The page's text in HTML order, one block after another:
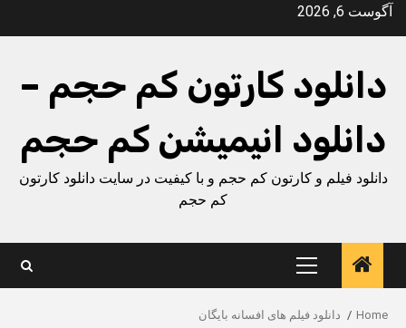
Skipآگوست 6, 2026
دانلود کارتون کم حجم –
دانلود انیمیشن کم حجم
دانلود فیلم و کارتون کم حجم و با کیفیت در سایت دانلود کارتون
کم حجم
Primary
Menu
Home دانلود فیلم های افسانه بایگان